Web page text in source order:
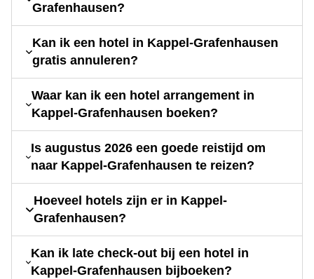
Grafenhausen?
Kan ik een hotel in Kappel-Grafenhausen
gratis annuleren?
Waar kan ik een hotel arrangement in
Kappel-Grafenhausen boeken?
Is augustus 2026 een goede reistijd om
naar Kappel-Grafenhausen te reizen?
Hoeveel hotels zijn er in Kappel-
Grafenhausen?
Kan ik late check-out bij een hotel in
Kappel-Grafenhausen bijboeken?